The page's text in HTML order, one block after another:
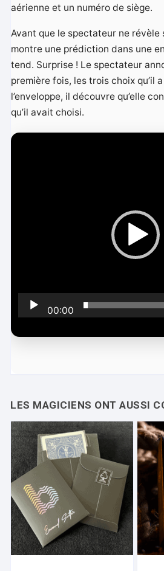
aérienne et un numéro de siège.
Avant que le spectateur ne révèle
montre une prédiction dans une
tend. Surprise ! Le spectateur
première fois, les trois choix qu’il
l’enveloppe, il découvre qu’elle
qu’il avait choisi.
o
00:00